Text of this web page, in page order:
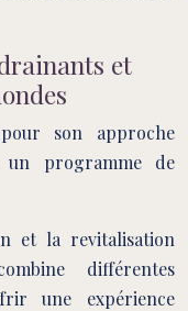
et
son approche
un programme de
et la revitalisation
différentes
une expérience